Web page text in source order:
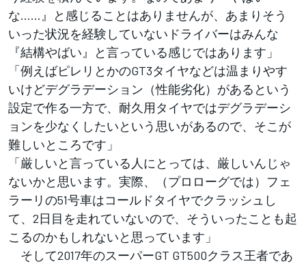
な……』と感じることはありませんが、あまりそう
いった状況を経験していないドライバーはみんな
『結構やばい』と言っている感じではあります」
「例えばピレリとかのGT3タイヤなどは温まりやす
いけどデグラデーション（性能劣化）があるという
設定で作る一方で、耐久用タイヤではデグラデーシ
ョンを少なくしたいという思いがあるので、そこが
難しいところです」
「厳しいと言っている人にとっては、厳しいんじゃ
ないかと思います。実際、（プロローグでは）フェ
ラーリの51号車はコールドタイヤでクラッシュし
て、2日目を走れていないので、そういったことも起
こるのかもしれないと思っています」
そして2017年のスーパーGT GT500クラス王者であ